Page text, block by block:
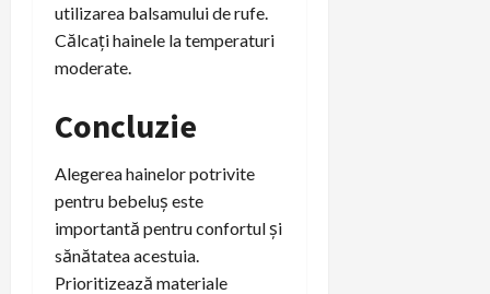
utilizarea balsamului de rufe.
Călcați hainele la temperaturi
moderate.
Concluzie
Alegerea hainelor potrivite
pentru bebeluș este
importantă pentru confortul și
sănătatea acestuia.
Prioritizează materiale